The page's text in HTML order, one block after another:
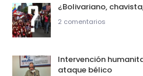
¿Bolivariano,
2 comentarios
Intervención
ataque bélico